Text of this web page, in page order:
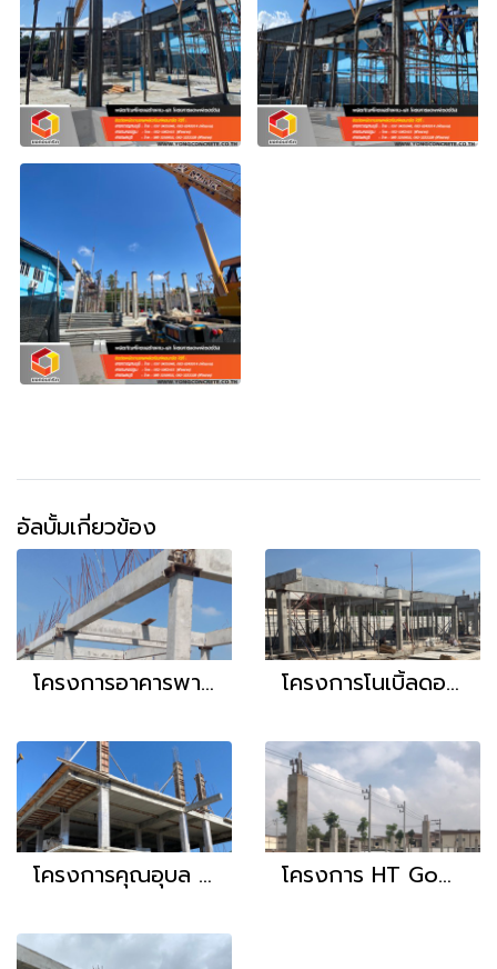
อัลบั้มเกี่ยวข้อง
โครงการอาคารพาณิชย์ คุณกมนทัต โครงการโนเบิ้ลดอนเมือง
โครงการคุณอุบล อ.พานทอง จชลบุรี โครงการ HT GoodLand